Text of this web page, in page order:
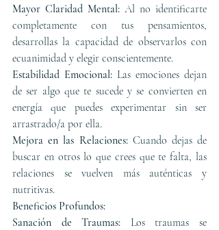
Mayor Claridad Mental: Al no identificarte
completamente con tus pensamientos,
desarrollas la capacidad de observarlos con
ecuanimidad y elegir conscientemente.
Estabilidad Emocional: Las emociones dejan
de ser algo que te sucede y se convierten en
energía que puedes experimentar sin ser
arrastrado/a por ella.
Mejora en las Relaciones: Cuando dejas de
buscar en otros lo que crees que te falta, las
relaciones se vuelven más auténticas y
nutritivas.
Beneficios Profundos:
Sanación de Traumas: Los traumas se